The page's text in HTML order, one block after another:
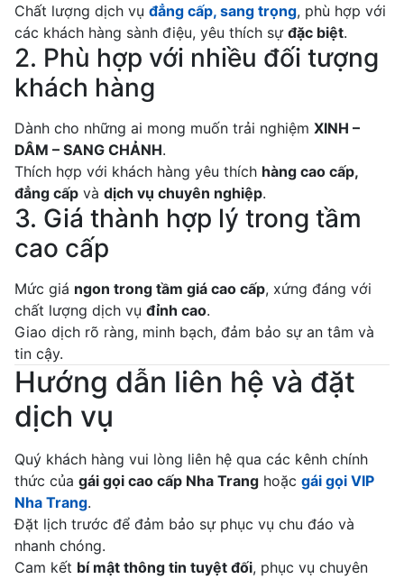
Chất lượng dịch vụ đẳng cấp, sang trọng, phù hợp với
các khách hàng sành điệu, yêu thích sự đặc biệt.
2. Phù hợp với nhiều đối tượng
khách hàng
Dành cho những ai mong muốn trải nghiệm XINH –
DÂM – SANG CHẢNH.
Thích hợp với khách hàng yêu thích hàng cao cấp,
đẳng cấp và dịch vụ chuyên nghiệp.
3. Giá thành hợp lý trong tầm
cao cấp
Mức giá ngon trong tầm giá cao cấp, xứng đáng với
chất lượng dịch vụ đỉnh cao.
Giao dịch rõ ràng, minh bạch, đảm bảo sự an tâm và
tin cậy.
Hướng dẫn liên hệ và đặt
dịch vụ
Quý khách hàng vui lòng liên hệ qua các kênh chính
thức của gái gọi cao cấp Nha Trang hoặc gái gọi VIP
Nha Trang.
Đặt lịch trước để đảm bảo sự phục vụ chu đáo và
nhanh chóng.
Cam kết bí mật thông tin tuyệt đối, phục vụ chuyên